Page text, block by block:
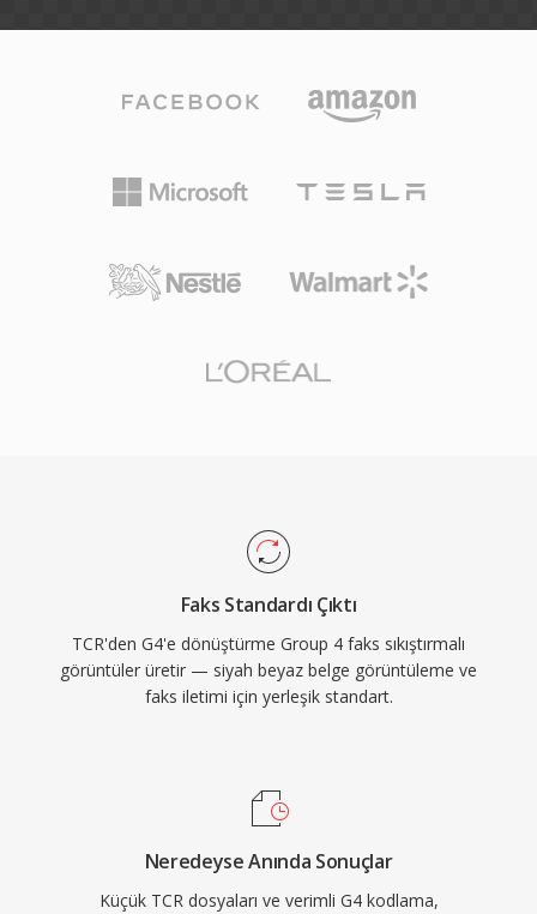
Faks Standardı Çıktı
TCR'den G4'e dönüştürme Group 4 faks sıkıştırmalı
görüntüler üretir — siyah beyaz belge görüntüleme ve
faks iletimi için yerleşik standart.
Neredeyse Anında Sonuçlar
Küçük TCR dosyaları ve verimli G4 kodlama,